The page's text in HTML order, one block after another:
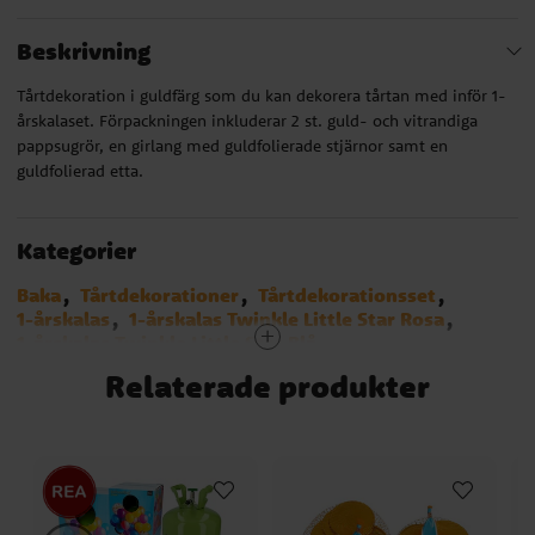
Beskrivning
Tårtdekoration i guldfärg som du kan dekorera tårtan med inför 1-
årskalaset. Förpackningen inkluderar 2 st. guld- och vitrandiga
pappsugrör, en girlang med guldfolierade stjärnor samt en
guldfolierad etta.
Kategorier
Baka Tårtdekorationer
Tårtdekorationsset
1-årskalas
1-årskalas Twinkle Little Star Rosa
1-årskalas Twinkle Little Star Blå
1-årskalas Bondgård
1-årskalas Deer Little One
Relaterade produkter